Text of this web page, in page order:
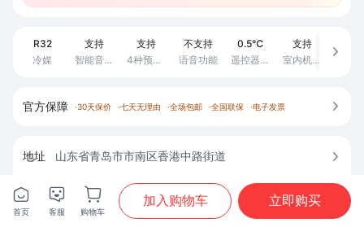

首页

分类

购物车

●跨品类套购返至高500元补贴、赚积分兑好礼；
R32
冷媒
支持
智能音箱-小度
支持
4种预设睡眠模式
不支持
语音功能
0.5℃
遥控器控温精度
支持
室内机自清洁

官方保障 ·30天保价 ·七天无理由 ·全场包邮 ·全国联保 ·电子发票 
地址 山东省青岛市市南区香港中路街道 
商城配送，预计 8月9日 送达

首页

客服

购物车
加入购物车 立即购买